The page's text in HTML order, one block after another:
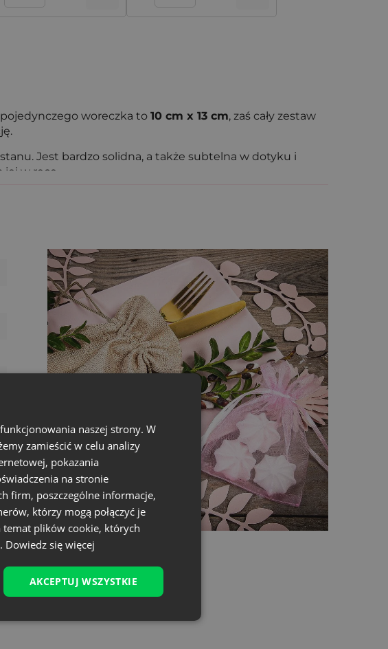
woreczka to 10 cm x 13 cm, zaś cały zestaw
Jest bardzo solidna, a także subtelna w dotyku i
w ręce.
naszej strony. W
zamieścić w celu analizy
pokazania
na stronie
firm, poszczególne informacje,
którzy mogą połączyć je
plików cookie, których
Dowiedz się więcej
AKCEPTUJ WSZYSTKIE